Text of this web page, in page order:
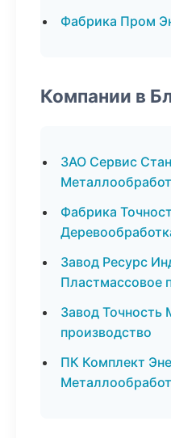
Фабрика Пром
Компании в
ЗАО Сервис
Фабрика
Завод Ресурс
Пластмассовое
Завод
производство
ПК Комплект